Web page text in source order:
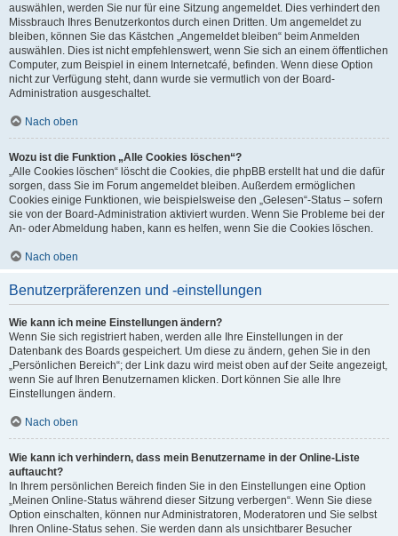
auswählen, werden Sie nur für eine Sitzung angemeldet. Dies verhindert den
Missbrauch Ihres Benutzerkontos durch einen Dritten. Um angemeldet zu
bleiben, können Sie das Kästchen „Angemeldet bleiben“ beim Anmelden
auswählen. Dies ist nicht empfehlenswert, wenn Sie sich an einem öffentlichen
Computer, zum Beispiel in einem Internetcafé, befinden. Wenn diese Option
nicht zur Verfügung steht, dann wurde sie vermutlich von der Board-
Administration ausgeschaltet.
Nach oben
Wozu ist die Funktion „Alle Cookies löschen“?
„Alle Cookies löschen“ löscht die Cookies, die phpBB erstellt hat und die dafür
sorgen, dass Sie im Forum angemeldet bleiben. Außerdem ermöglichen
Cookies einige Funktionen, wie beispielsweise den „Gelesen“-Status – sofern
sie von der Board-Administration aktiviert wurden. Wenn Sie Probleme bei der
An- oder Abmeldung haben, kann es helfen, wenn Sie die Cookies löschen.
Nach oben
Benutzerpräferenzen und -einstellungen
Wie kann ich meine Einstellungen ändern?
Wenn Sie sich registriert haben, werden alle Ihre Einstellungen in der
Datenbank des Boards gespeichert. Um diese zu ändern, gehen Sie in den
„Persönlichen Bereich“; der Link dazu wird meist oben auf der Seite angezeigt,
wenn Sie auf Ihren Benutzernamen klicken. Dort können Sie alle Ihre
Einstellungen ändern.
Nach oben
Wie kann ich verhindern, dass mein Benutzername in der Online-Liste
auftaucht?
In Ihrem persönlichen Bereich finden Sie in den Einstellungen eine Option
„Meinen Online-Status während dieser Sitzung verbergen“. Wenn Sie diese
Option einschalten, können nur Administratoren, Moderatoren und Sie selbst
Ihren Online-Status sehen. Sie werden dann als unsichtbarer Besucher